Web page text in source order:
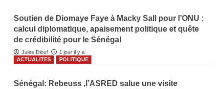
Soutien de Diomaye Faye à Macky Sall pour l’ONU :
calcul diplomatique, apaisement politique et quête
de crédibilité pour le Sénégal
Jules Diouf
1 jour il y a
ACTUALITES
POLITIQUE
Sénégal: Rebeuss ,l’ASRED salue une visite